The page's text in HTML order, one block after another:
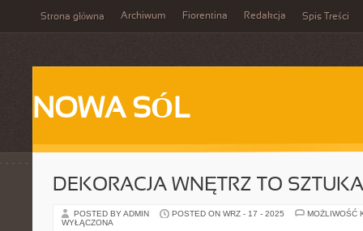
Strona główna Archiwum Fiorentina Redakcja Spis Treści
NOWA SÓL
DEKORACJA WNĘTRZ TO SZTUKA
POSTED BY ADMIN POSTED ON WRZ - 17 - 2025
MOŻLIWOŚĆ
WYŁĄCZONA